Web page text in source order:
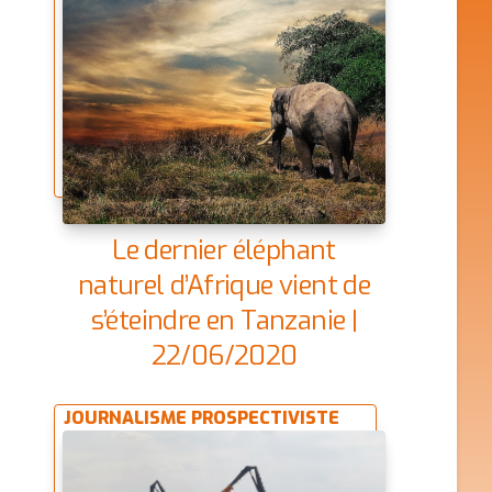
Le dernier éléphant
naturel d’Afrique vient de
s’éteindre en Tanzanie |
22/06/2020
JOURNALISME PROSPECTIVISTE